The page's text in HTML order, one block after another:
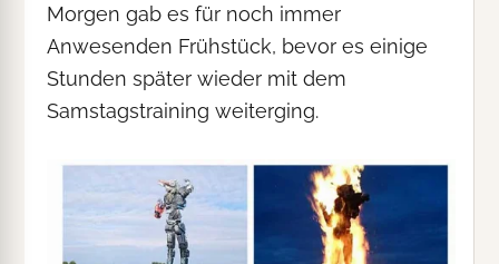
Morgen gab es für noch immer
Anwesenden Frühstück, bevor es einige
Stunden später wieder mit dem
Samstagstraining weiterging.